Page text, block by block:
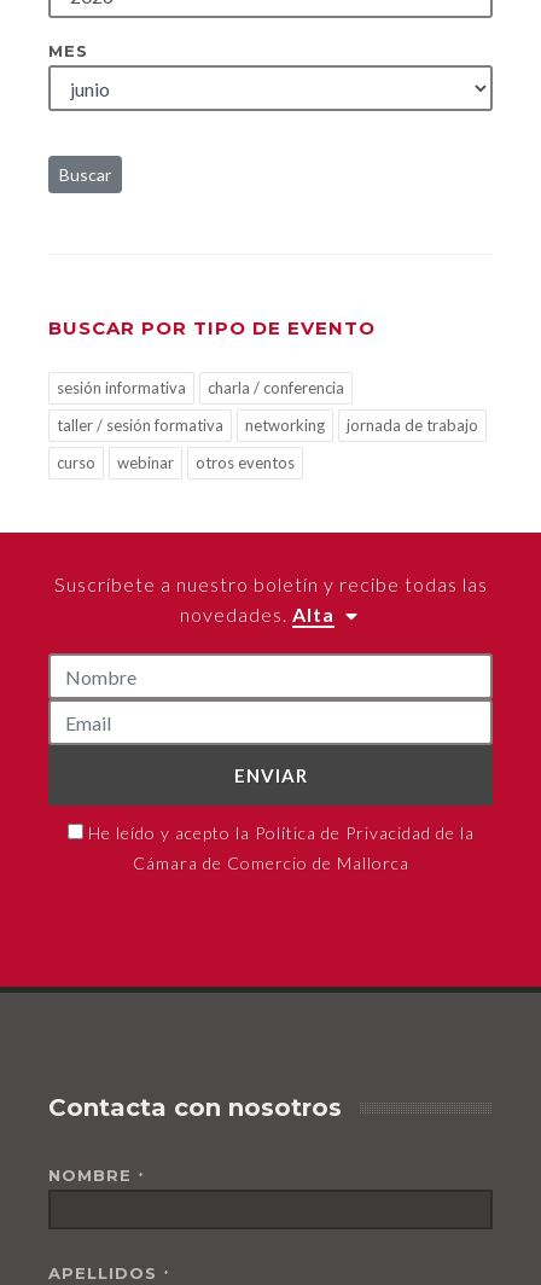
MES
Buscar
BUSCAR POR TIPO DE EVENTO
sesión informativa
charla / conferencia
taller / sesión formativa
networking
jornada de trabajo
curso
webinar otros eventos
Suscríbete a nuestro boletín y recibe todas las
novedades. Alta
ENVIAR
He leído y acepto la Política de Privacidad de la
Cámara de Comercio de Mallorca
Contacta con nosotros
NOMBRE *
APELLIDOS *